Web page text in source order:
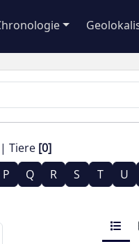
Tiere [0]
P Q R S T U